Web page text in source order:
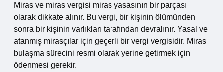
Miras ve miras vergisi miras yasasının bir parçası
olarak dikkate alınır. Bu vergi, bir kişinin ölümünden
sonra bir kişinin varlıkları tarafından devralınır. Yasal ve
atanmış mirasçılar için geçerli bir vergi vergisidir. Miras
bulaşma sürecini resmi olarak yerine getirmek için
ödenmesi gerekir.